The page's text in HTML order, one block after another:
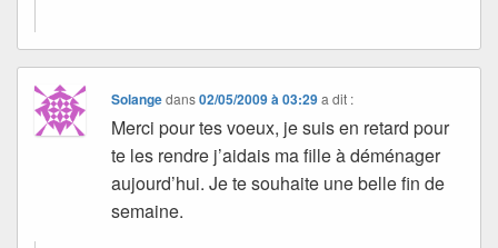
Solangedans02/05/2009 à 03:29 a dit :
Merci pour tes voeux, je suis en retard pour
te les rendre j’aidais ma fille à déménager
aujourd’hui. Je te souhaite une belle fin de
semaine.